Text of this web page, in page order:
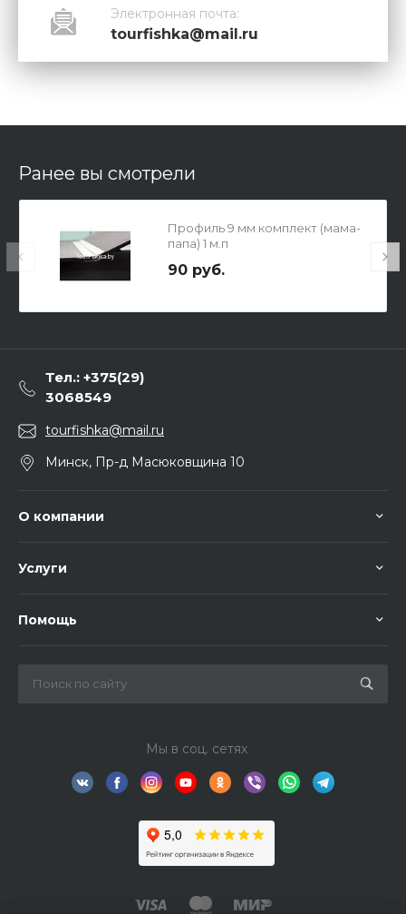
Электронная почта:
tourfishka@mail.ru
Ранее вы смотрели
Профиль 9 мм комплект (мама-
папа) 1 м.п
90 руб.
Тел.: +375(29)
3068549
tourfishka@mail.ru
Минск, Пр-д Масюковщина 10
О компании
Услуги
Помощь
Мы в соц. сетях